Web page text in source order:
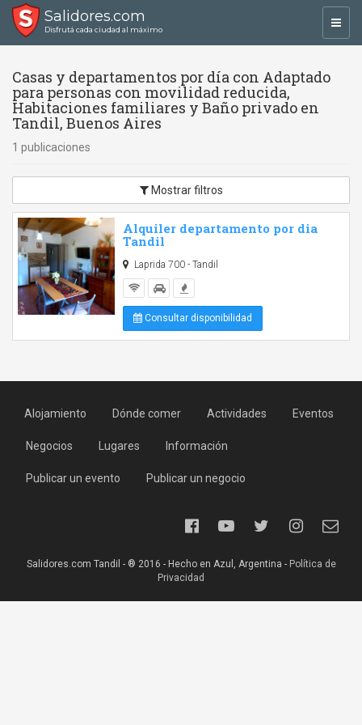
Salidores.com
Disfrutá cada ciudad al máximo
Casas y departamentos por día con Adaptado
para personas con movilidad reducida,
Habitaciones familiares y Baño privado en
Tandil, Buenos Aires
1 publicaciones
Mostrar filtros
Alquiler departamento por dia
Tandil
Laprida 700 - Tandil
Consultar disponibilidad
Alojamiento Dónde comer Actividades Eventos
Negocios Lugares Información
Publicar un evento Publicar un negocio
Salidores.com Tandil - ® 2016 - Hecho en Azul, Argentina - Política de
Privacidad